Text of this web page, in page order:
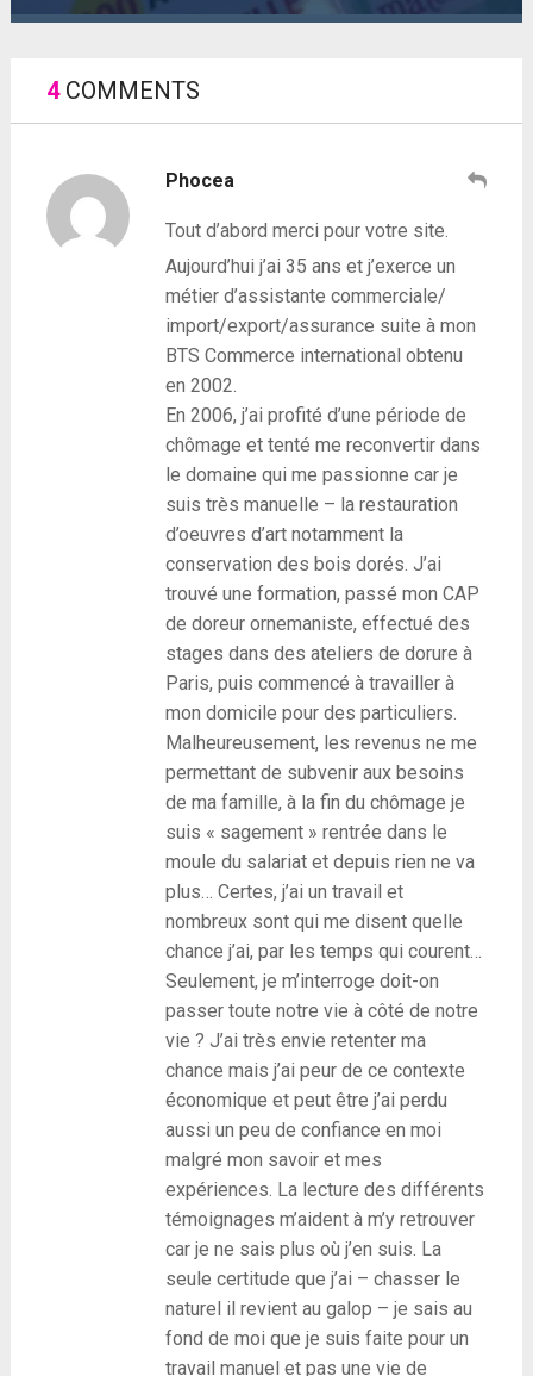
4COMMENTS
Phocea
Tout d’abord merci pour votre site.
Aujourd’hui j’ai 35 ans et j’exerce un
métier d’assistante commerciale/
import/export/assurance suite à mon
BTS Commerce international obtenu
en 2002.
En 2006, j’ai profité d’une période de
chômage et tenté me reconvertir dans
le domaine qui me passionne car je
suis très manuelle – la restauration
d’oeuvres d’art notamment la
conservation des bois dorés. J’ai
trouvé une formation, passé mon CAP
de doreur ornemaniste, effectué des
stages dans des ateliers de dorure à
Paris, puis commencé à travailler à
mon domicile pour des particuliers.
Malheureusement, les revenus ne me
permettant de subvenir aux besoins
de ma famille, à la fin du chômage je
suis « sagement » rentrée dans le
moule du salariat et depuis rien ne va
plus… Certes, j’ai un travail et
nombreux sont qui me disent quelle
chance j’ai, par les temps qui courent…
Seulement, je m’interroge doit-on
passer toute notre vie à côté de notre
vie ? J’ai très envie retenter ma
chance mais j’ai peur de ce contexte
économique et peut être j’ai perdu
aussi un peu de confiance en moi
malgré mon savoir et mes
expériences. La lecture des différents
témoignages m’aident à m’y retrouver
car je ne sais plus où j’en suis. La
seule certitude que j’ai – chasser le
naturel il revient au galop – je sais au
fond de moi que je suis faite pour un
travail manuel et pas une vie de